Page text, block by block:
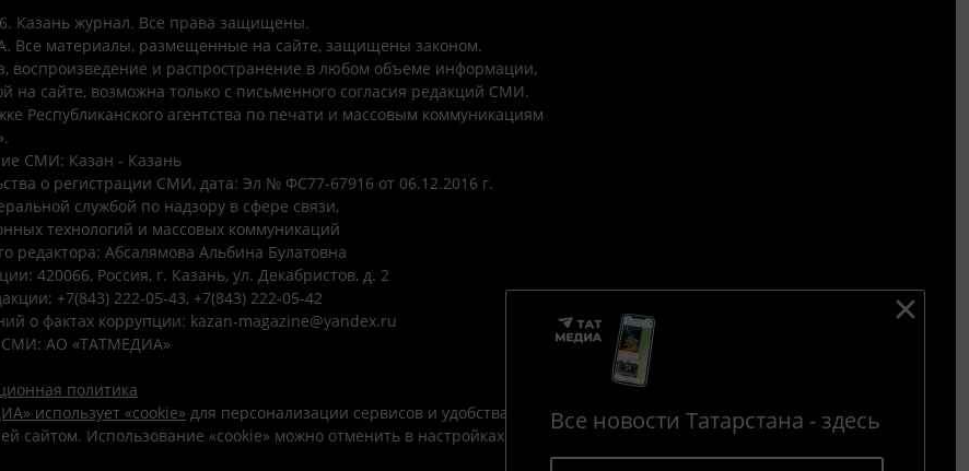
Все новости Татарстана - здесь
Казань журнал. Все права защищены.
Все материалы, размещенные на сайте, защищены законом.
воспроизведение и распространение в любом объеме информации,
на сайте, возможна только с письменного согласия редакций СМИ.
Республиканского агентства по печати и массовым коммуникациям
СМИ: Казан - Казань
о регистрации СМИ, дата: Эл № ФС77-67916 от 06.12.2016 г.
службой по надзору в сфере связи,
технологий и массовых коммуникаций
редактора: Абсалямова Альбина Булатовна
420066, Россия, г. Казань, ул. Декабристов, д. 2
+7(843) 222-05-43, +7(843) 222-05-42
о фактах коррупции: kazan-magazine@yandex.ru
СМИ: АО «ТАТМЕДИА»
политика
использует «cookie» для персонализации сервисов и удобства
сайтом. Использование «cookie» можно отменить в настройках